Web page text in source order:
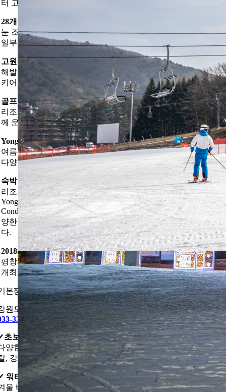
터 고급자까지 즐길 수 있는 코스가 있습니다.
28개 이상의 슬로프 & 14기 리프트
눈 조건이 좋은 환경에서 스키·스노보드 동시 체험이 가능하며,
일부 슬로프는 국제 대회 규격을 충족합니다.
고원형 곤돌라 및 전망
해발 높은 발왕산 능선을 따라 이어진 코스와 곤돌라가 있어 스
키어 및 일반 관광객 모두 산 경치를 즐길 수 있습니다.
골프 & 레저 시설
리조트 내 골프 코스와 자연 풍경을 즐길 수 있는 레저 시설도 함
께 운영됩니다.
YongPyong Water park(워터파크) 포함
여름 시즌에는 대규모 워터파크인 피크아일랜드에서 물놀이와
다양한 엔터테인먼트도 즐길 수 있습니다.
숙박 옵션 다양
리조트 내에는 Mona YongPyong – Dragon Valley Hotel, Mona
YongPyong Tower Condominium, Mona YongPyong – Greenpia
Condominium, Mona YongPyong – YongPyong Condominium 등 다
양한 형태의 숙소가 있어 가족·단체·장기 여행객에게 적합합니
다.
2018 평창 동계올림픽 경기 개최지 일부
평창 동계 올림픽 알파인 스키 기술 종목 등이 용평리조트에서
개최되며 국제적 스키 명소로 자리잡았습니다.
본정보
원도 평창군 대관령면 올림픽로 715
335-5757
초보자부터 전문가까지 즐길 수 있는 코스
양한 슬로프가 있어 스키·스노보드 모두 즐길 수 있으며 장비
, 강습 서비스도 제공됩니다.
워터파크 & 여름 액티비티
울 비시즌에는워터파크, 마운틴 코스터, 집라인 등 여름 레저